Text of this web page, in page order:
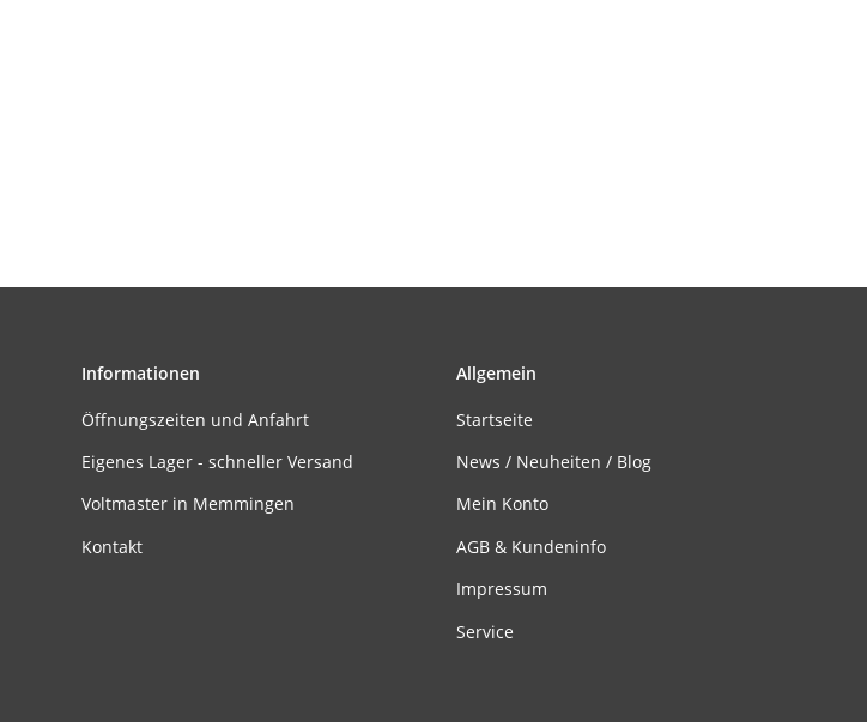
Informationen
Öffnungszeiten und Anfahrt
Eigenes Lager - schneller Versand
Voltmaster in Memmingen
Kontakt
Allgemein
Startseite
News / Neuheiten / Blog
Mein Konto
AGB & Kundeninfo
Impressum
Service